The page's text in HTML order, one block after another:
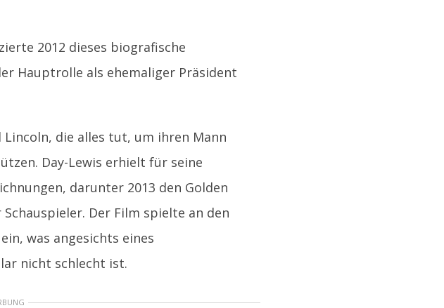
2012 dieses biografische
Hauptrolle als ehemaliger Präsident
die alles tut, um ihren Mann
Day-Lewis erhielt für seine
darunter 2013 den Golden
Der Film spielte an den
was angesichts eines
nicht schlecht ist.